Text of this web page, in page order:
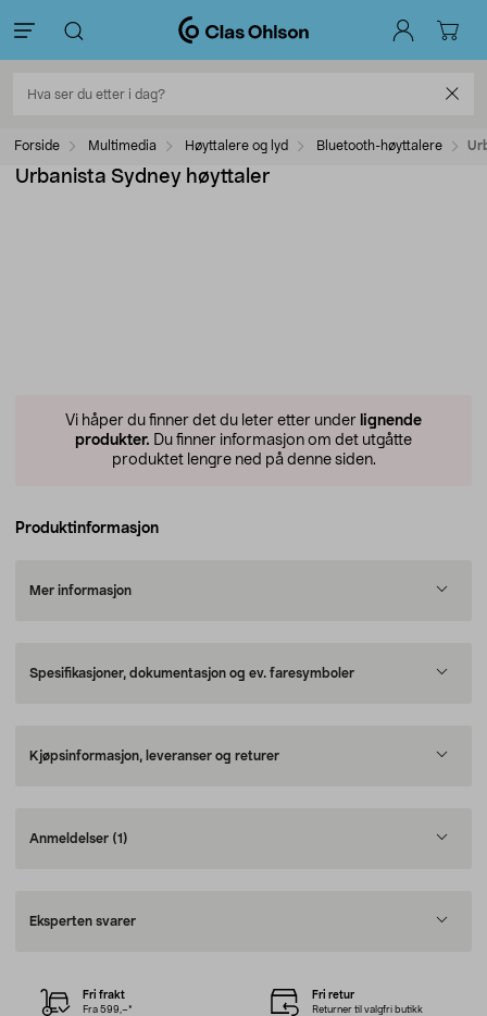
Forside Multimedia Høyttalere og lyd Bluetooth-høyttalere
Urbanista Sydney høyttaler
Vi håper du finner det du leter etter under lignende
produkter. Du finner informasjon om det utgåtte
produktet lengre ned på denne siden.
Produktinformasjon
Mer informasjon
Spesifikasjoner, dokumentasjon og ev. faresymboler
Kjøpsinformasjon, leveranser og returer
Anmeldelser (1)
Eksperten svarer
Fri frakt
Fra 599,–*
Fri retur
Returner til valgfri butikk